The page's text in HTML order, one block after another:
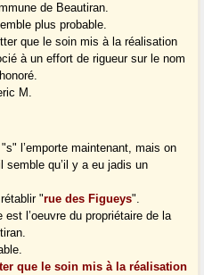
de Beautiran.
plus probable.
que le soin mis à la réalisation
à un effort de rigueur sur le nom
M.
l’emporte maintenant, mais on
qu’il y a eu jadis un
"rue des Figueys".
l’oeuvre du propriétaire de la
que le soin mis à la réalisation